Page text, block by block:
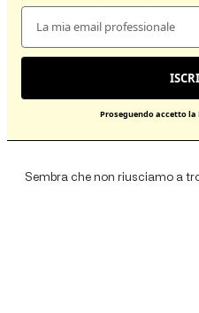
Proseguendo accetto la
Sembra che non riusciamo a